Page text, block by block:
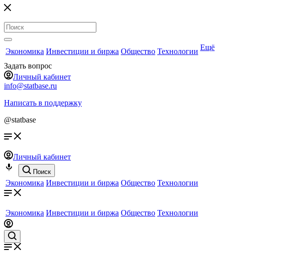
Экономика Инвестиции и биржа Общество Технологии Ещё
Задать вопрос
Личный кабинет
info@statbase.ru
Написать в поддержку
@statbase
Личный кабинет
Поиск
Экономика Инвестиции и биржа Общество Технологии
Экономика Инвестиции и биржа Общество Технологии